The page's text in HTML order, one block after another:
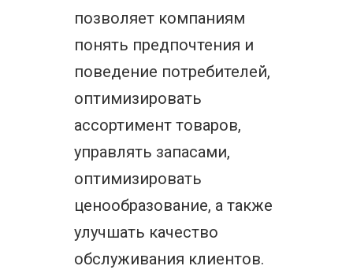
позволяет компаниям
понять предпочтения и
поведение потребителей,
оптимизировать
ассортимент товаров,
управлять запасами,
оптимизировать
ценообразование, а также
улучшать качество
обслуживания клиентов.